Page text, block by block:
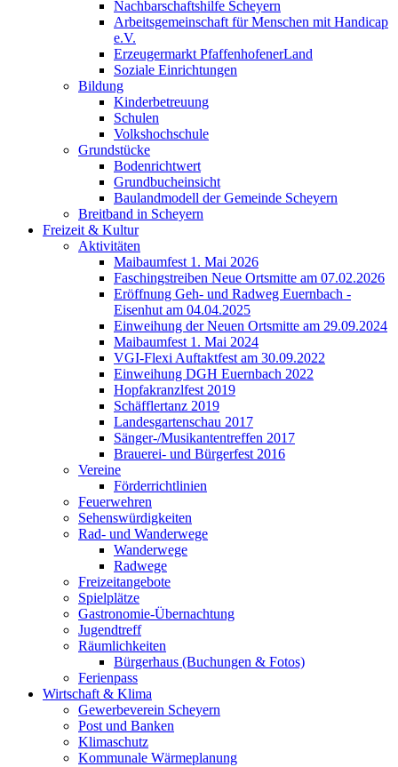
Nachbarschaftshilfe Scheyern
Arbeitsgemeinschaft für Menschen mit Handicap
e.V.
Erzeugermarkt PfaffenhofenerLand
Soziale Einrichtungen
Bildung
Kinderbetreuung
Schulen
Volkshochschule
Grundstücke
Bodenrichtwert
Grundbucheinsicht
Baulandmodell der Gemeinde Scheyern
Breitband in Scheyern
Freizeit & Kultur
Aktivitäten
Maibaumfest 1. Mai 2026
Faschingstreiben Neue Ortsmitte am 07.02.2026
Eröffnung Geh- und Radweg Euernbach -
Eisenhut am 04.04.2025
Einweihung der Neuen Ortsmitte am 29.09.2024
Maibaumfest 1. Mai 2024
VGI-Flexi Auftaktfest am 30.09.2022
Einweihung DGH Euernbach 2022
Hopfakranzlfest 2019
Schäfflertanz 2019
Landesgartenschau 2017
Sänger-/Musikantentreffen 2017
Brauerei- und Bürgerfest 2016
Vereine
Förderrichtlinien
Feuerwehren
Sehenswürdigkeiten
Rad- und Wanderwege
Wanderwege
Radwege
Freizeitangebote
Spielplätze
Gastronomie-Übernachtung
Jugendtreff
Räumlichkeiten
Bürgerhaus (Buchungen & Fotos)
Ferienpass
Wirtschaft & Klima
Gewerbeverein Scheyern
Post und Banken
Klimaschutz
Kommunale Wärmeplanung